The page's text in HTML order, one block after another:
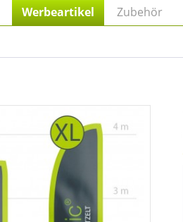
Werbeartikel Zubehör